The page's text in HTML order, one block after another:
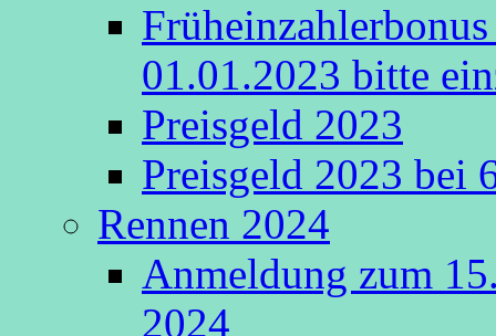
01.01.2023 bitte
Preisgeld 2023
Preisgeld 2023 bei
Rennen 2024
Anmeldung zum
2024